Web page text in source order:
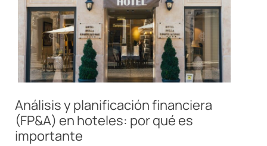
Análisis y planificación financiera
(FP&A) en hoteles: por qué es
importante